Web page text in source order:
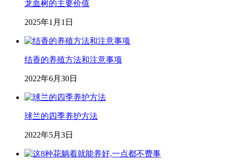
龙血树的主要价值
2025年1月1日
结香的养殖方法和注意事项
2022年6月30日
球兰的四季养护方法
2022年5月3日